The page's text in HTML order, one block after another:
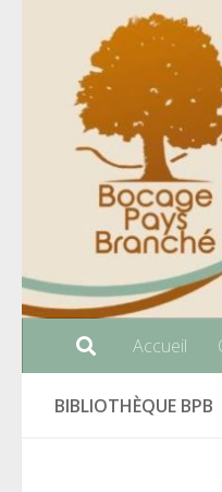
Skip to content
Accueil
BIBLIOTHÈQUE BPB